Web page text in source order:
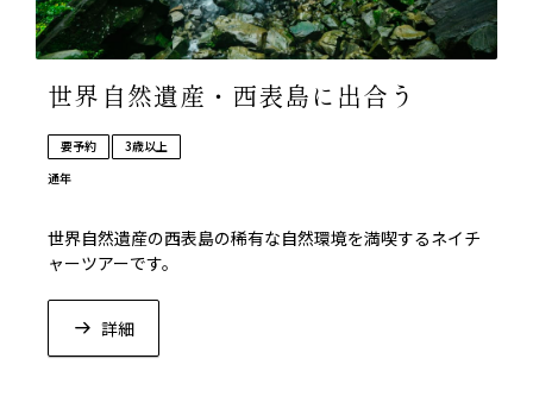
世界自然遺産・西表島に出合う
要予約
3歳以上
通年
世界自然遺産の西表島の稀有な自然環境を満喫するネイチ
ャーツアーです。
詳細